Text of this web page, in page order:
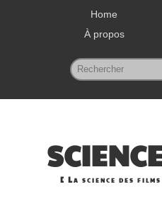
Home
À propos
La science des